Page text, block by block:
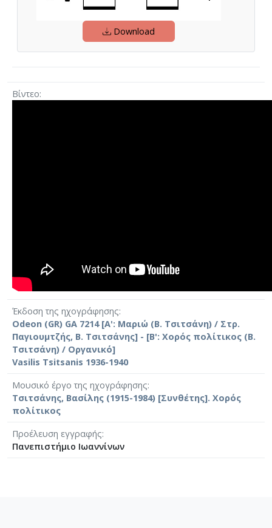
Download
Βίντεο
Έκδοση της ηχογράφησης
Odeon (GR) GA 7214 [Α': Μαριώ (Β. Τσιτσάνη) / Στρ.
Παγιουμτζής, Β. Τσιτσάνης] - [Β': Χορός πολίτικος (Β.
Τσιτσάνη) / Οργανικό]
Vasilis Tsitsanis 1936-1940
Μουσικό έργο της ηχογράφησης
Τσιτσάνης, Βασίλης (1915-1984) [Συνθέτης]. Χορός
πολίτικος
Προέλευση εγγραφής
Πανεπιστήμιο Ιωαννίνων